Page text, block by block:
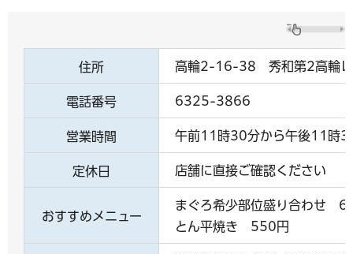
住所 高輪2-16-38 秀和第2高輪レ
電話番号 6325-3866
営業時間 午前11時30分から午後11時
定休日 店舗に直接ご確認ください
おすすめメニュー
まぐろ希少部位盛り合わせ
とん平焼き 550円